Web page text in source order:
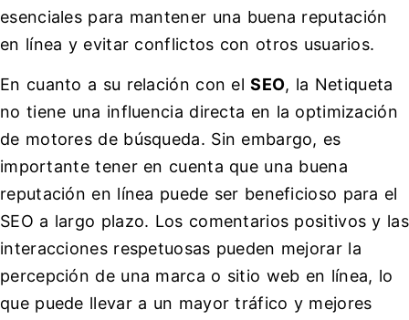
esenciales para mantener una buena reputación
en línea y evitar conflictos con otros usuarios.
En cuanto a su relación con elSEO, la Netiqueta
no tiene una influencia directa en la optimización
de motores de búsqueda. Sin embargo, es
importante tener en cuenta que una buena
reputación en línea puede ser beneficioso para el
SEO a largo plazo. Los comentarios positivos y las
interacciones respetuosas pueden mejorar la
percepción de una marca o sitio web en línea, lo
que puede llevar a un mayor tráfico y mejores